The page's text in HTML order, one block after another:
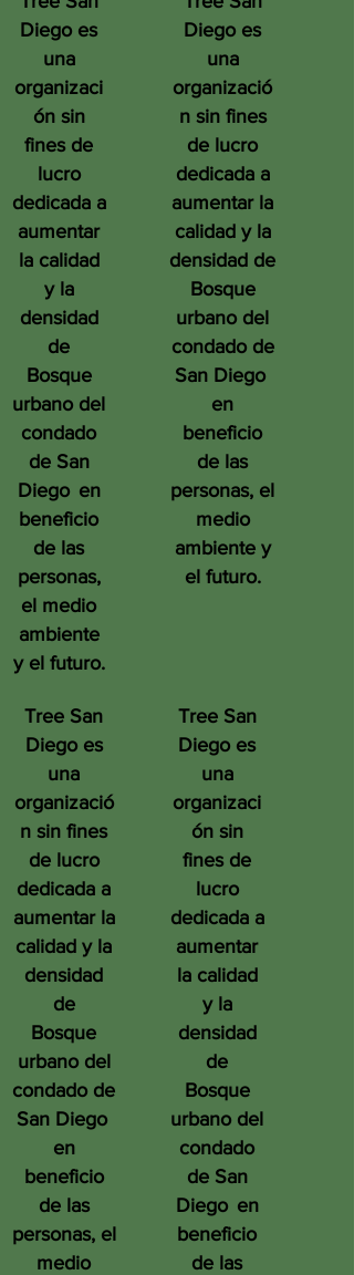
Diego es
una
organizaci
ón sin
fines de
lucro
dedicada a
aumentar
la calidad
y la
densidad
de
Bosque
urbano del
condado
de San
Diego en
beneficio
de las
personas,
el medio
ambiente
y el futuro.
Tree San
Diego es
una
organizació
n sin fines
de lucro
dedicada a
aumentar la
calidad y la
densidad
de
Bosque
urbano del
condado de
San Diego
en
beneficio
de las
personas, el
medio
Diego es
una
organizació
n sin fines
de lucro
dedicada a
aumentar la
calidad y la
densidad de
Bosque
urbano del
condado de
San Diego
en
beneficio
de las
personas, el
medio
ambiente y
el futuro.
Tree San
Diego es
una
organizaci
ón sin
fines de
lucro
dedicada a
aumentar
la calidad
y la
densidad
de
Bosque
urbano del
condado
de San
Diego en
beneficio
de las